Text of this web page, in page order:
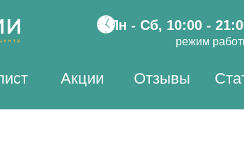
Акции Отзывы Статьи
Пн - Сб, 10:00 - 21:00
режим работы